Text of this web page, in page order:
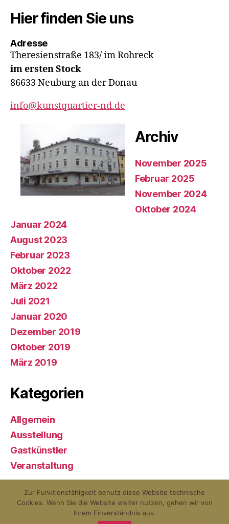
Hier finden Sie uns
Adresse
Theresienstraße 183/ im Rohreck
im ersten Stock
86633 Neuburg an der Donau
info@kunstquartier-nd.de
Archiv
November 2025
Februar 2025
November 2024
Oktober 2024
Januar 2024
August 2023
Februar 2023
Oktober 2022
März 2022
Juli 2021
Januar 2020
Dezember 2019
Oktober 2019
März 2019
Kategorien
Allgemein
Ausstellung
Gastkünstler
Veranstaltung
KunstQuartier Neuburg an
Zur Funktionsfähigkeit benutz diese Website technische
Cookies. Wenn Sie die Website weiter nutzen, gehen wir von
Ihrem Einverständnis aus.